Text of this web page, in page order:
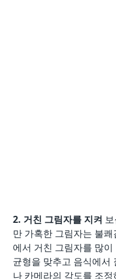
2. 거친 그림자를 지켜
만 가혹한 그림자는 불
에서 거친 그림자를 많
균형을 맞추고 음식에서
나 카메라의 각도를 조정